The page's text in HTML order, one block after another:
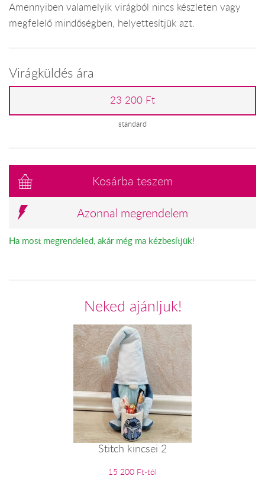
Amennyiben valamelyik virágból nincs készleten vagy
megfelelő mindőségben, helyettesítjük azt.
Virágküldés ára
23 200 Ft
standard
Kosárba teszem
Azonnal megrendelem
Ha most megrendeled, akár még ma kézbesítjük!
Neked ajánljuk!
Stitch kincsei 2
15 200 Ft-tól